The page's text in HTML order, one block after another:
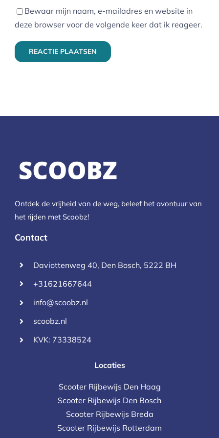
Bewaar mijn naam, e-mailadres en website in
deze browser voor de volgende keer dat ik reageer.
Ontdek de vrijheid van de weg, beleef het avontuur van
het rijden met Scoobz!
Contact
Daviottenweg 40, Den Bosch, 5222 BH
+31621667644
info@scoobz.nl
scoobz.nl
KVK: 73338524
Locaties
Scooter Rijbewijs Den Haag
Scooter Rijbewijs Den Bosch
Scooter Rijbewijs Breda
Scooter Rijbewijs Rotterdam